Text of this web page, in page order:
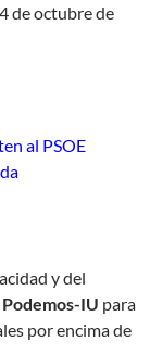
de
al PSOE
y del
Podemos-IU para
por encima de